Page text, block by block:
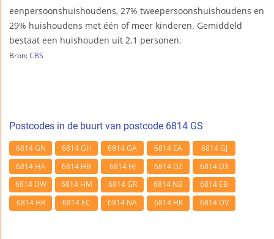
eenpersoonshuishoudens, 27% tweepersoonshuishoudens en
29% huishoudens met één of meer kinderen. Gemiddeld
bestaat een huishouden uit 2.1 personen.
Bron: CBS
Postcodes in de buurt van postcode 6814 GS
6814 GN 6814 GH 6814 GA 6814 EA
6814 GJ
6814 HA
6814 HB 6814 HJ 6814 DZ
6814 DX
6814 DW
6814 HM 6814 GR 6814 NB
6814 EB
6814 HR
6814 EC 6814 NA 6814 HK 6814 DV